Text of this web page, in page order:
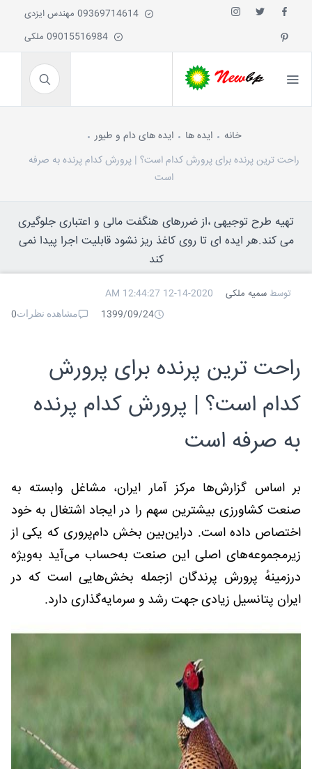
خانه ایده ها
ایده های دام و طیور
راحت ترین پرنده برای پرورش کدام است؟ | پرورش کدام پرنده به صرفه
است
تهیه طرح توجیهی ،از ضررهای هنگفت مالی و اعتباری جلوگیری
می کند.هر ایده ای تا روی کاغذ ریز نشود قابلیت اجرا پیدا نمی
کند
توسط سمیه ملکی
12-14-2020 12:44:27 AM
1399/09/24
مشاهده نظرات0
راحت ترین پرنده برای پرورش
کدام است؟ | پرورش کدام پرنده
به صرفه است
بر اساس گزارش‌ها مرکز آمار ایران، مشاغل وابسته به
صنعت کشاورزی بیشترین سهم را در ایجاد اشتغال به خود
اختصاص داده است. دراین‌بین بخش دام‌پروری که یکی از
زیرمجموعه‌های اصلی این صنعت به‌حساب می‌آید به‌ویژه
درزمینهٔ پرورش پرندگان ازجمله بخش‌هایی است که در
ایران پتانسیل زیادی جهت رشد و سرمایه‌گذاری دارد.